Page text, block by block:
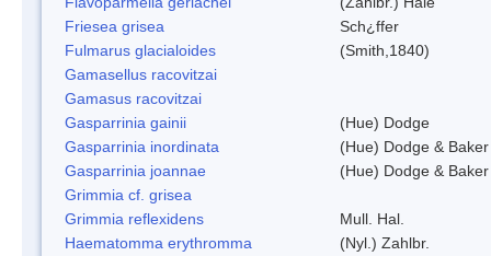
Friesea grisea
Sch¿ffer
Fulmarus glacialoides
(Smith,1840)
Gamasellus racovitzai
Gamasus racovitzai
Gasparrinia gainii
(Hue) Dodge
Gasparrinia inordinata
(Hue) Dodge & Baker
Gasparrinia joannae
(Hue) Dodge & Baker
Grimmia cf. grisea
Grimmia reflexidens
Mull. Hal.
Haematomma erythromma
(Nyl.) Zahlbr.